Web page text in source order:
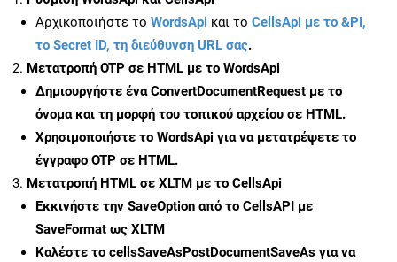
Αρχικοποιήστε το WordsApi και το CellsApi με το &PI,
το Secret ID, τη διεύθυνση URL σας.
Μετατροπή OTP σε HTML με το WordsApi
Δημιουργήστε έναConvertDocumentRequest με το
όνομα και τη μορφή του τοπικού αρχείου σε HTML.
Χρησιμοποιήστε το WordsApi για να μετατρέψετε το
έγγραφο OTP σε HTML.
Μετατροπή HTML σε XLTM με το CellsApi
Εκκινήστε την SaveOption από το CellsAPI με
SaveFormat ως XLTM
Καλέστε το cellsSaveAsPostDocumentSaveAs για να